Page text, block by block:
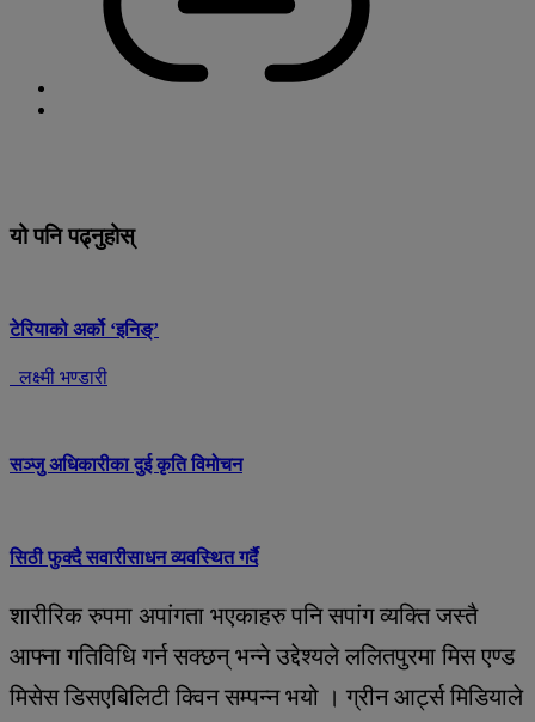
यो पनि पढ्नुहोस्
टेरियाको अर्को ‘इनिङ्’
लक्ष्मी भण्डारी
सञ्जु अधिकारीका दुई कृति विमोचन
सिठी फुक्दै सवारीसाधन व्यवस्थित गर्दै
शारीरिक रुपमा अपांगता भएकाहरु पनि सपांग व्यक्ति जस्तै
आफ्ना गतिविधि गर्न सक्छन् भन्ने उद्देश्यले ललितपुरमा मिस एण्ड
मिसेस डिसएबिलिटी क्विन सम्पन्न भयो । ग्रीन आर्ट्स मिडियाले